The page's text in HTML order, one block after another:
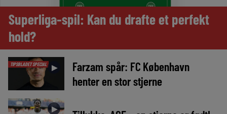
Superliga-spil: Kan du drafte et perfekt
hold?
TIPSBLADET SPECIAL ►
Farzam spår: FC København
henter en stor stjerne
►